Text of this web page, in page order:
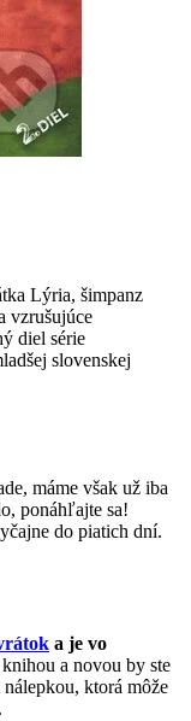
Lýria, šimpanz
vzrušujúce
diel série
slovenskej
máme však už iba
ponáhľajte sa!
do piatich dní.
a je vo
a novou by ste
ktorá môže